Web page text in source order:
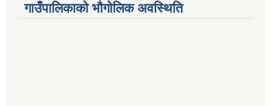
गाउँपालिकाको भौगोलिक अवस्थिति